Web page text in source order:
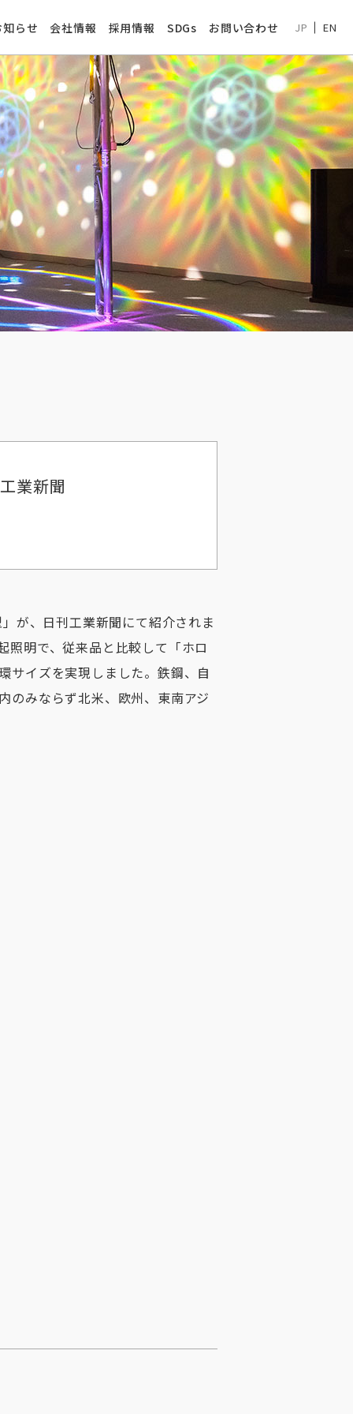
知らせ 会社情報 採用情報 SDGs お問い合わせ JP EN
業新聞
が、日刊工業新聞にて紹介されま
照明で、従来品と比較して「ホロ
サイズを実現しました。鉄鋼、自
のみならず北米、欧州、東南アジ